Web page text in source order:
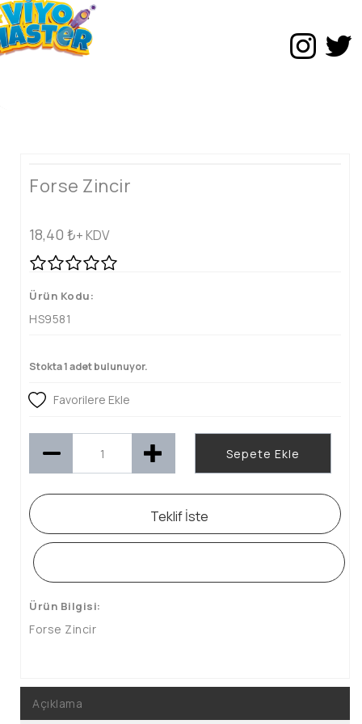
Forse Zincir
18,40 ₺+ KDV
Ürün Kodu:
HS9581
Stokta 1 adet bulunuyor.
Favorilere Ekle
Sepete Ekle
Teklif İste
Ürün Bilgisi:
Forse Zincir
Açıklama